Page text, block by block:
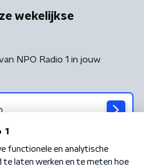
wekelijkse
NPO Radio 1 in jouw